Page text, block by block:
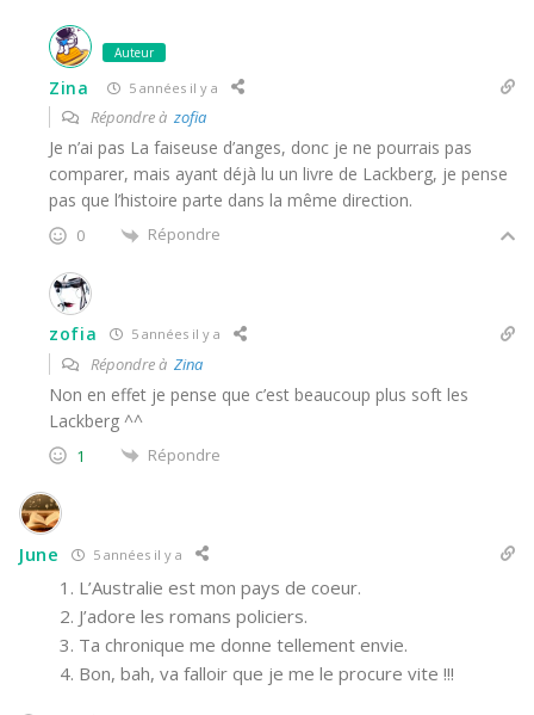
Auteur
Zina 5 années il y a
Répondre à zofia
Je n’ai pas La faiseuse d’anges, donc je ne pourrais pas
comparer, mais ayant déjà lu un livre de Lackberg, je pense
pas que l’histoire parte dans la même direction.
0 Répondre
zofia 5 années il y a
Répondre à Zina
Non en effet je pense que c’est beaucoup plus soft les
Lackberg ^^
1 Répondre
June 5 années il y a
L’Australie est mon pays de coeur.
J’adore les romans policiers.
Ta chronique me donne tellement envie.
Bon, bah, va falloir que je me le procure vite !!!